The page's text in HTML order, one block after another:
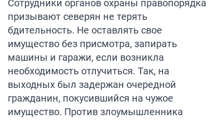
призывают северян не терять
бдительность. Не оставлять свое
имущество без присмотра, запирать
машины и гаражи, если возникла
необходимость отлучиться. Так, на
выходных был задержан очередной
гражданин, покусившийся на чужое
имущество. Против злоумышленника